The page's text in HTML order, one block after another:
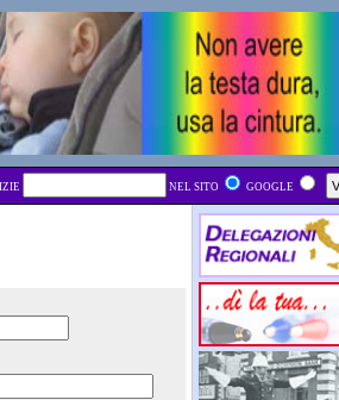
NEL SITO GOOGLE